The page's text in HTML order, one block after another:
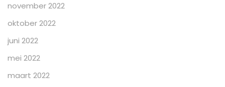
november 2022
oktober 2022
juni 2022
mei 2022
maart 2022